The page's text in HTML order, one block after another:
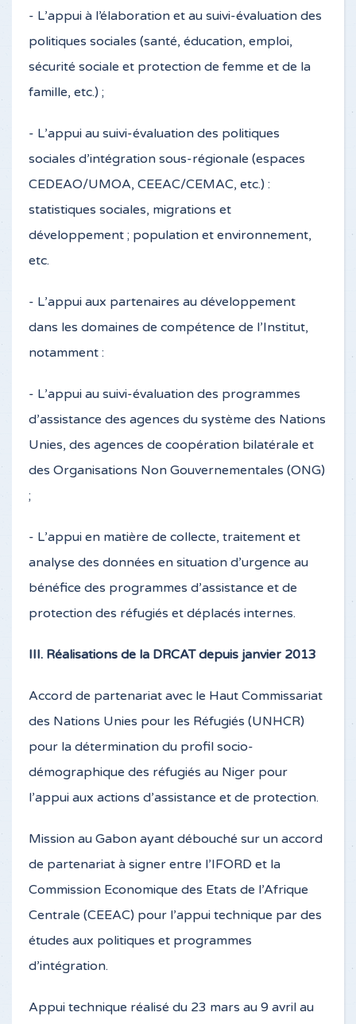
- L’appui à l’élaboration et au suivi-évaluation des
politiques sociales (santé, éducation, emploi,
sécurité sociale et protection de femme et de la
famille, etc.) ;
- L’appui au suivi-évaluation des politiques
sociales d’intégration sous-régionale (espaces
CEDEAO/UMOA, CEEAC/CEMAC, etc.) :
statistiques sociales, migrations et
développement ; population et environnement,
etc.
- L’appui aux partenaires au développement
dans les domaines de compétence de l’Institut,
notamment :
- L’appui au suivi-évaluation des programmes
d’assistance des agences du système des Nations
Unies, des agences de coopération bilatérale et
des Organisations Non Gouvernementales (ONG)
;
- L’appui en matière de collecte, traitement et
analyse des données en situation d’urgence au
bénéfice des programmes d’assistance et de
protection des réfugiés et déplacés internes.
III. Réalisations de la DRCAT depuis janvier 2013
Accord de partenariat avec le Haut Commissariat
des Nations Unies pour les Réfugiés (UNHCR)
pour la détermination du profil socio-
démographique des réfugiés au Niger pour
l’appui aux actions d’assistance et de protection.
Mission au Gabon ayant débouché sur un accord
de partenariat à signer entre l’IFORD et la
Commission Economique des Etats de l’Afrique
Centrale (CEEAC) pour l’appui technique par des
études aux politiques et programmes
d’intégration.
Appui technique réalisé du 23 mars au 9 avril au